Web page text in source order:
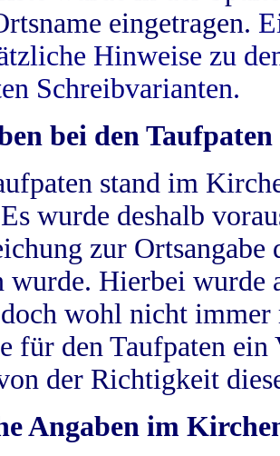
eingetragen.
Hinweise zu
Schreibvarianten.
bei den Taufpaten
stand im
wurde deshalb
zur
wurde. Hierbei wurde
wohl nicht
für den Taufpaten
der Richtigkeit
Angaben im